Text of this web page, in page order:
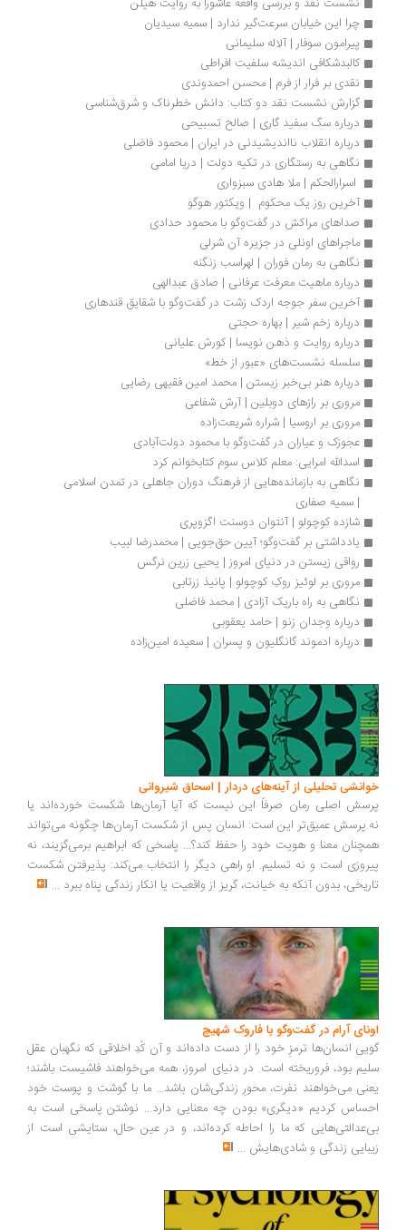
چرا این خیابان سرعت‌گیر ندارد | سمیه سیدیان
پیرامون سوفار | آلاله سلیمانی
کالبدشکافی اندیشه سلفیت افراطی
نقدی بر فرار از فرم | محسن احمدوندی
گزارش نشست نقد دو کتاب: دانش خطرناک و شرق‌شناسی
درباره سگ سفید گاری | صالح تسبیحی
درباره انقلاب نااندیشیدنی در ایران | محمود فاضلی
نگاهی به رستگاری در تکیه دولت | دریا امامی
اسرارالحکم | ملا هادی سبزواری
آخرین روز یک محکوم  | ویکتور هوگو
صداهای مراکش در گفت‌وگو با محمود حدادی
ماجراهای اونلی در جزیره‌ آن شرلی
نگاهی به رمان فوران | لهراسب‌ زنگنه
درباره ماهیت معرفت عرفانی | صادق عبدالهی
آخرین سفر جوجه اردک زشت در گفت‌وگو با شقایق قندهاری
درباره زخم شیر | بهاره حجتی
درباره روایت و ذهن نویسا | کورش علیانی
سلسله نشست‌های «عبور از خط»
درباره هنر بی‌خبر زیستن | محمد امین فقیهی رضایی
مروری بر رازهای دوبلین | آرش شفاعی
مروری بر اروسیا | شراره شریعت‌زاده
عجوزک و عیاران در گفت‌وگو با محمود دولت‌آبادی
اسدالله امرایی: معلم کلاس سوم کتابخوانم کرد
| سمیه صفاری
شازده کوچولو | آنتوان دوسنت اگزوپری
یادداشتی بر گفت‌وگو؛ آیین حق‌جویی | محمدرضا لبیب
رواقی زیستن در دنیای امروز | یحیی زرین نرگس
مروری بر لوئیز روکِ کوچولو | پانیذ زرتابی
نگاهی به راه باریک آزادی | محمد فاضلی
درباره وجدان زنو | حامد یعقوبی
درباره ادموند گانگلیون و پسران | سعیده امین‌زاده
تحلیلی از آینه‌های دردار | اسحاق شیروانی
اصلی رمان صرفاً این نیست که آیا آرمان‌ها شکست خورده‌اند یا
عمیق‌تر این است: انسان پس از شکست آرمان‌ها چگونه می‌تواند
معنا و هویت خود را حفظ کند؟... پاسخی که ابراهیم برمی‌گزیند، نه
است و نه تسلیم. او راهی دیگر را انتخاب می‌کند: پذیرفتن شکست
بدون آنکه به خیانت، گریز از واقعیت یا انکار زندگی پناه ببرد...
آرام در گفت‌وگو با فاروک شهیچ‭
انسان‌ها ترمزِ خود را از دست داده‌اند و آن کُدِ اخلاقی که نگهبان عقل
بود، فروریخته است. در دنیای امروز، همه می‌خواهند فاشیست باشند؛
می‌خواهند نفرت، محورِ زندگی‌شان باشد... ما با گوشت و پوست خود
کردیم «دیگری» بودن چه معنایی دارد... نوشتن پاسخی است به
که ما را احاطه کرده‌اند، و در عین حال، ستایشی است از
زندگی و شادی‌هایش...